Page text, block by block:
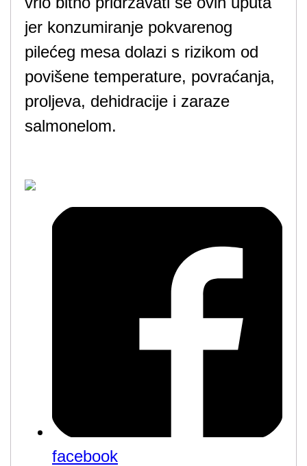
jer konzumiranje pokvarenog
pilećeg mesa dolazi s rizikom od
povišene temperature, povraćanja,
proljeva, dehidracije i zaraze
salmonelom.
facebook